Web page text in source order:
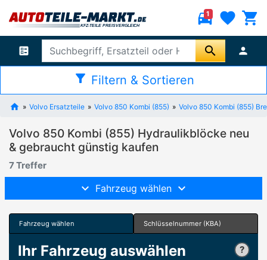
directions_car
1 favorite shopping_cart
ballot search person
filter_alt Filtern & Sortieren
Volvo Ersatzteile Volvo 850 Kombi (855) Volvo 850 Kombi (855)
Volvo 850 Kombi (855) Hydraulikblöcke neu
& gebraucht günstig kaufen
7 Treffer
Fahrzeug wählen
Fahrzeug wählen Schlüsselnummer (KBA)
Ihr Fahrzeug auswählen